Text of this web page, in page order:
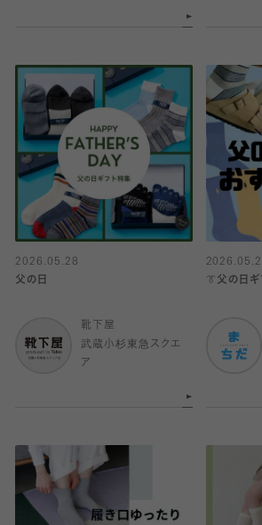
2026.05.28
父の日
靴下屋
武蔵小杉東急スクエ
ア
👔父の日